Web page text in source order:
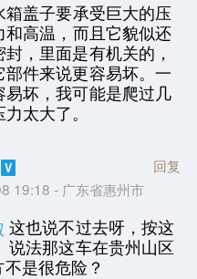
箱盖子要承受巨大的压
和高温，而且它貌似还
，里面是有机关的，
部件来说更容易坏。一
易坏，我可能是爬过几
太大了。
19:18 - 广东省惠州市
回复
这也说不过去呀，按这
说法那这车在贵州山区
是很危险？